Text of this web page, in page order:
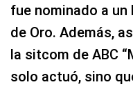
fue nominado a un
de Oro. Además,
la sitcom de ABC
solo actuó, sino